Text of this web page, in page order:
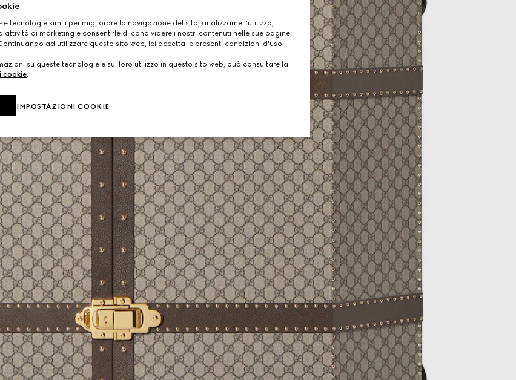
e tecnologie simili per migliorare la navigazione del sito, analizzarne l'utilizzo,
attività di marketing e consentirle di condividere i nostri contenuti nelle sue pagine
ad utilizzare questo sito web, lei accetta le presenti condizioni d'uso.
su queste tecnologie e sul loro utilizzo in questo sito web, può consultare la
cookie
IMPOSTAZIONI COOKIE